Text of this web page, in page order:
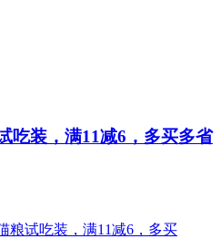
吃装，满11减6，多买多省